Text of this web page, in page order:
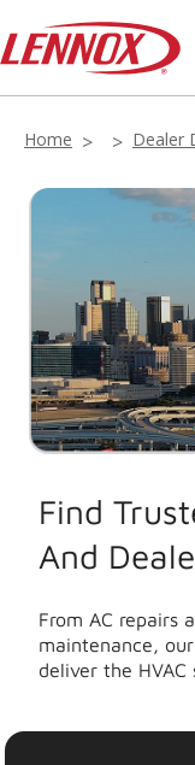
Home Dealer
Find
And
From AC repairs
maintenance,
deliver the HVAC